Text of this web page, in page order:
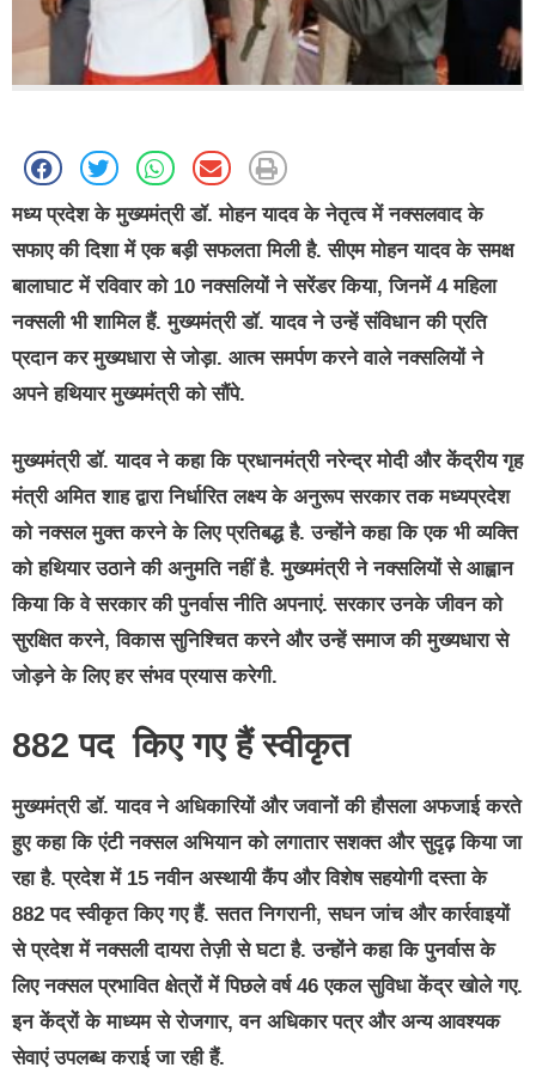
मध्य प्रदेश के मुख्यमंत्री डॉ. मोहन यादव के नेतृत्व में नक्सलवाद के
सफाए की दिशा में एक बड़ी सफलता मिली है. सीएम मोहन यादव के समक्ष
बालाघाट में रविवार को 10 नक्सलियों ने सरेंडर किया, जिनमें 4 महिला
नक्सली भी शामिल हैं. मुख्यमंत्री डॉ. यादव ने उन्हें संविधान की प्रति
प्रदान कर मुख्यधारा से जोड़ा. आत्म समर्पण करने वाले नक्सलियों ने
अपने हथियार मुख्यमंत्री को सौंपे.
मुख्यमंत्री डॉ. यादव ने कहा कि प्रधानमंत्री नरेन्द्र मोदी और केंद्रीय गृह
मंत्री अमित शाह द्वारा निर्धारित लक्ष्य के अनुरूप सरकार तक मध्यप्रदेश
को नक्सल मुक्त करने के लिए प्रतिबद्ध है. उन्होंने कहा कि एक भी व्यक्ति
को हथियार उठाने की अनुमति नहीं है. मुख्यमंत्री ने नक्सलियों से आह्वान
किया कि वे सरकार की पुनर्वास नीति अपनाएं. सरकार उनके जीवन को
सुरक्षित करने, विकास सुनिश्चित करने और उन्हें समाज की मुख्यधारा से
जोड़ने के लिए हर संभव प्रयास करेगी.
882पद किए गए हैं स्वीकृत
मुख्यमंत्री डॉ. यादव ने अधिकारियों और जवानों की हौसला अफजाई करते
हुए कहा कि एंटी नक्सल अभियान को लगातार सशक्त और सुदृढ़ किया जा
रहा है. प्रदेश में 15 नवीन अस्थायी कैंप और विशेष सहयोगी दस्ता के
882 पद स्वीकृत किए गए हैं. सतत निगरानी, सघन जांच और कार्रवाइयों
से प्रदेश में नक्सली दायरा तेज़ी से घटा है. उन्होंने कहा कि पुनर्वास के
लिए नक्सल प्रभावित क्षेत्रों में पिछले वर्ष 46 एकल सुविधा केंद्र खोले गए.
इन केंद्रों के माध्यम से रोजगार, वन अधिकार पत्र और अन्य आवश्यक
सेवाएं उपलब्ध कराई जा रही हैं.